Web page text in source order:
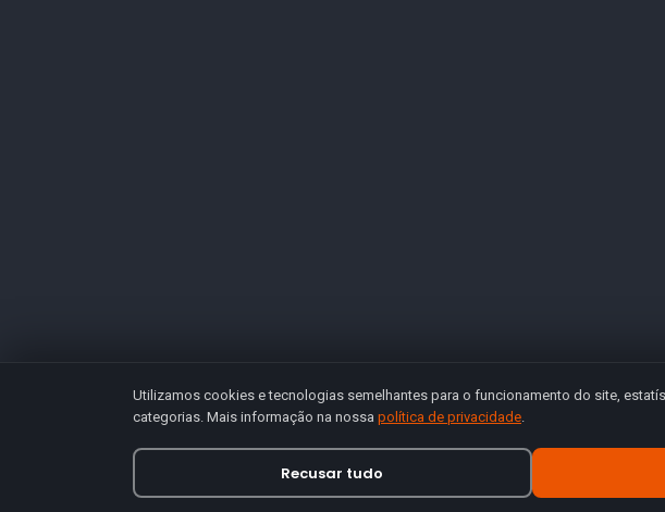
Utilizamos cookies e tecnologias semelhantes para o funcionamento do site,
categorias. Mais informação na nossa política de privacidade.
Recusar tudo